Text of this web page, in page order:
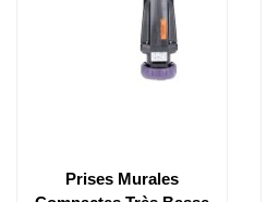
Prises Murales